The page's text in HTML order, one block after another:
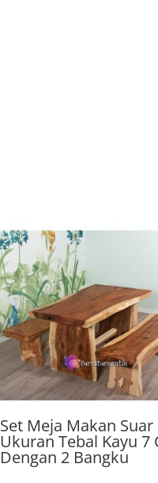
Set Meja Makan Suar
Ukuran Tebal Kayu 7
Dengan 2 Bangku